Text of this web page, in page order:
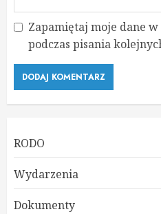
Zapamiętaj moje dane
podczas pisania
RODO
Wydarzenia
Dokumenty